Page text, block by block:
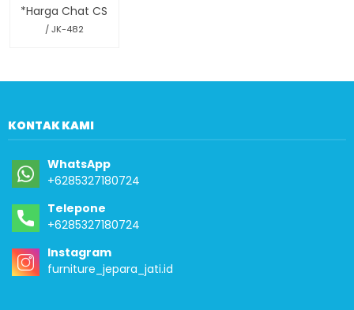
*Harga Chat CS
/ JK-482
KONTAK KAMI
WhatsApp
+6285327180724
Telepone
+6285327180724
Instagram
furniture_jepara_jati.id